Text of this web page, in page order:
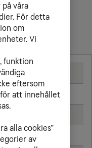
nummer)
kr/min
kr/min
kr
våra
För detta
om
Vi
funktion
eftersom
att innehållet
alla cookies”
av